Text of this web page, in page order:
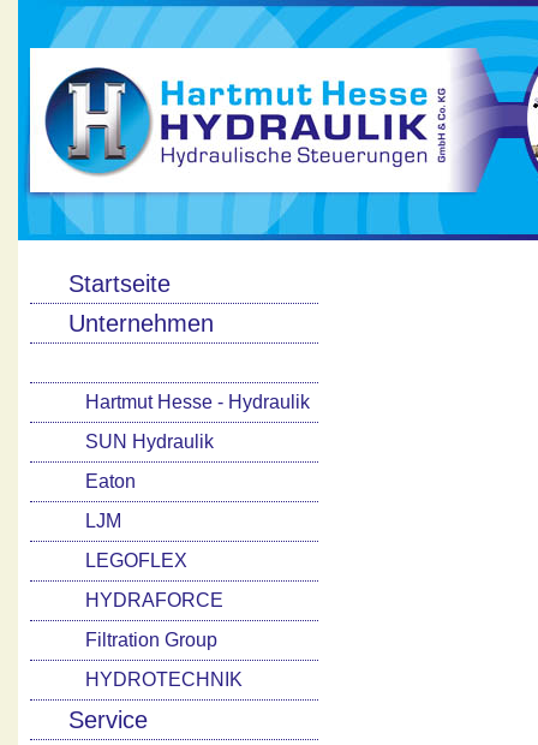
Startseite
Unternehmen
Hartmut Hesse - Hydraulik
SUN Hydraulik
Eaton
LJM
LEGOFLEX
HYDRAFORCE
Filtration Group
HYDROTECHNIK
Service